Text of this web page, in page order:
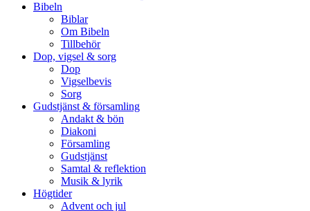
Bibeln
Biblar
Om Bibeln
Tillbehör
Dop, vigsel & sorg
Dop
Vigselbevis
Sorg
Gudstjänst & församling
Andakt & bön
Diakoni
Församling
Gudstjänst
Samtal & reflektion
Musik & lyrik
Högtider
Advent och jul